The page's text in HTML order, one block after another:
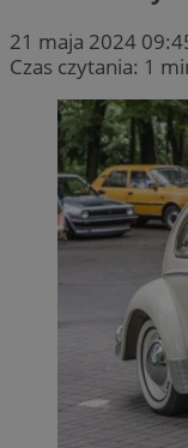
21 maja 2024
Czas czytania: 1